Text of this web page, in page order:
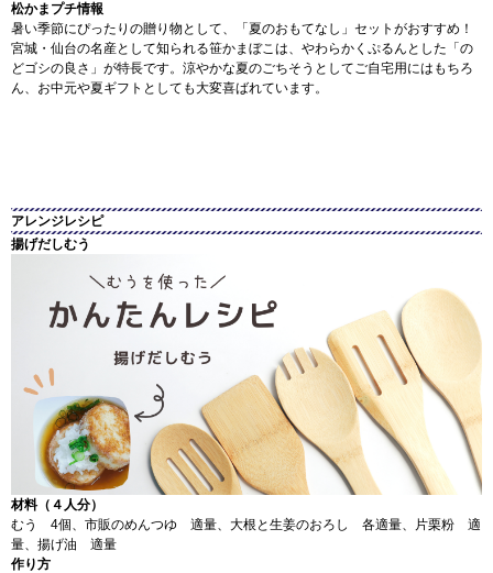
松かまプチ情報
暑い季節にぴったりの贈り物として、「夏のおもてなし」セットがおすすめ！
宮城・仙台の名産として知られる笹かまぼこは、やわらかくぷるんとした「の
どゴシの良さ」が特長です。涼やかな夏のごちそうとしてご自宅用にはもちろ
ん、お中元や夏ギフトとしても大変喜ばれています。
アレンジレシピ
揚げだしむう
材料（４人分）
むう 4個、市販のめんつゆ 適量、大根と生姜のおろし 各適量、片栗粉 適
量、揚げ油 適量
作り方